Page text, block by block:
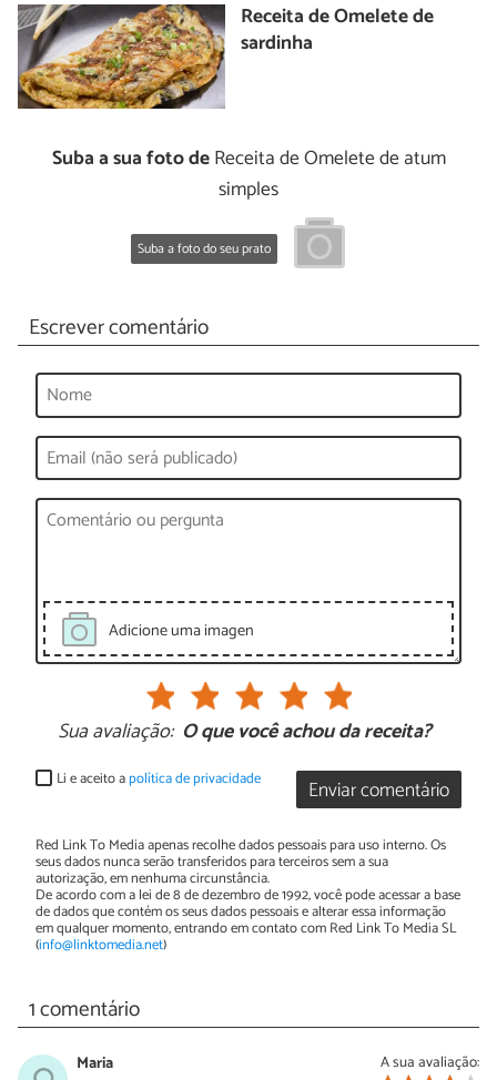
Receita de Omelete de
sardinha
Suba a sua foto deReceita de Omelete de atum
simples
Suba a foto do seu prato
Escrever comentário
Adicione uma imagen
Sua avaliação: O que você achou da receita?
Enviar comentário
Li e aceito apolítica de privacidade
Red Link To Media apenas recolhe dados pessoais para uso interno. Os
seus dados nunca serão transferidos para terceiros sem a sua
autorização, em nenhuma circunstância.
De acordo com a lei de 8 de dezembro de 1992, você pode acessar a base
de dados que contém os seus dados pessoais e alterar essa informação
em qualquer momento, entrando em contato com Red Link To Media SL
(info@linktomedia.net)
1 comentário
A sua avaliação:
Maria